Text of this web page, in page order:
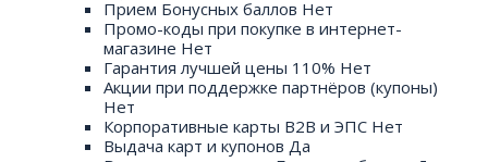
Прием Бонусных баллов Нет
Промо-коды при покупке в интернет-
магазине Нет
Гарантия лучшей цены 110% Нет
Акции при поддержке партнёров (купоны)
Нет
Корпоративные карты B2B и ЭПС Нет
Выдача карт и купонов Да